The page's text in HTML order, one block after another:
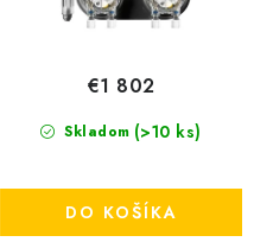
Skladom (>10 ks)
€1 802
DO KOŠÍKA